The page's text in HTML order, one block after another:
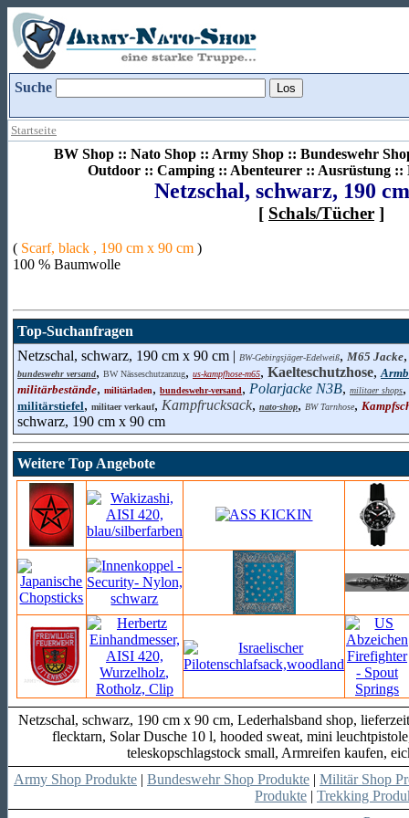
Suche
Startseite
BW Shop :: Nato Shop :: Army Shop :: Bundeswehr
Outdoor :: Camping :: Abenteurer :: Ausrüstung ::
Netzschal, schwarz, 190
[ Schals/Tücher ]
( Scarf, black , 190 cm x 90 cm )
100 % Baumwolle
Top-Suchanfragen
Netzschal, schwarz, 190 cm x 90 cm | BW-Gebirgsjäger-Edelweiß, M65 Jacke
bundeswehr versand, BW Nässeschutzanzug, us-kampfhose-m65, Kaelteschutzhose,
militärbestände, militärladen, bundeswehr-versand, Polarjacke N3B, militaer shops,
militärstiefel, militaer verkauf, Kampfrucksack, nato-shop, BW Tarnhose,
schwarz, 190 cm x 90 cm
Weitere Top Angebote
Netzschal, schwarz, 190 cm x 90 cm, Lederhalsband shop,
flecktarn, Solar Dusche 10 l, hooded sweat, mini
teleskopschlagstock small, Armreifen kaufen,
Army Shop Produkte | Bundeswehr Shop Produkte | Militär Shop
Produkte | Trekking